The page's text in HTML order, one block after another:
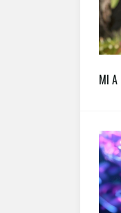
MI A